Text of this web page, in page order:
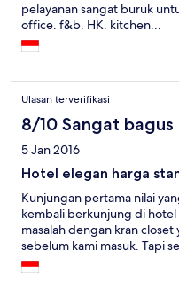
pelayanan sangat buruk
office. f&b. HK. kitchen...
Ulasan terverifikasi
8/10 Sangat bagus
5 Jan 2016
Hotel elegan harga
Kunjungan pertama nilai
kembali berkunjung di
masalah dengan kran
sebelum kami masuk. Tapi